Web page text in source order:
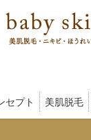
セプト 美肌脱毛